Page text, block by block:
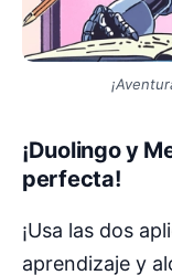
¡Duolingo y
perfecta!
¡Usa las dos
aprendizaje y